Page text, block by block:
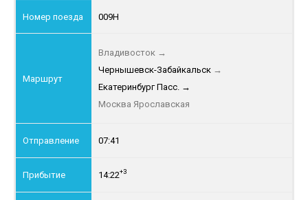
009Н
Владивосток →
Чернышевск-Забайкальск →
Екатеринбург Пасс. →
Москва Ярославская
07:41
14:22+3